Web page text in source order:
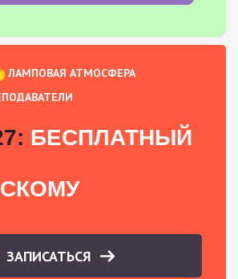
ЛАМПОВАЯ АТМОСФЕРА
БЕСПЛАТНЫЙ
ЗАПИСАТЬСЯ